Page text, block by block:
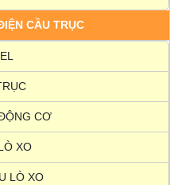
CẦU TRỤC
CƠ
XO
LÒ XO